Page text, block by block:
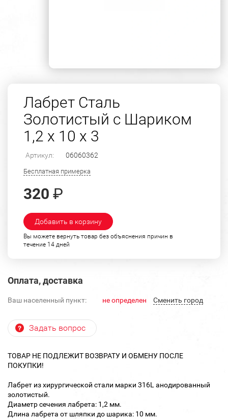
Лабрет Сталь
Золотистый с Шариком
1,2 х 10 х 3
Артикул: 06060362
Бесплатная примерка
320 ₽
Добавить в корзину
Вы можете вернуть товар без объяснения причин в
течение 14 дней
Оплата, доставка
Ваш населенный пункт: не определен Cменить город
Задать вопрос
ТОВАР НЕ ПОДЛЕЖИТ ВОЗВРАТУ И ОБМЕНУ ПОСЛЕ
ПОКУПКИ!
Лабрет из хирургической стали марки 316L анодированный
золотистый.
Диаметр сечения лабрета: 1,2 мм.
Длина лабрета от шляпки до шарика: 10 мм.